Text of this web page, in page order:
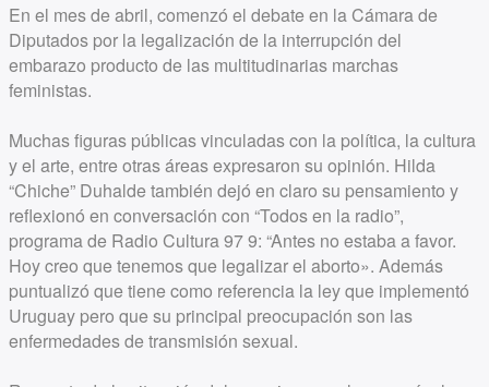
En el mes de abril, comenzó el debate en la Cámara de
Diputados por la legalización de la interrupción del
embarazo producto de las multitudinarias marchas
feministas.
Muchas figuras públicas vinculadas con la política, la cultura
y el arte, entre otras áreas expresaron su opinión. Hilda
“Chiche” Duhalde también dejó en claro su pensamiento y
reflexionó en conversación con “Todos en la radio”,
programa de Radio Cultura 97 9: “Antes no estaba a favor.
Hoy creo que tenemos que legalizar el aborto». Además
puntualizó que tiene como referencia la ley que implementó
Uruguay pero que su principal preocupación son las
enfermedades de transmisión sexual.